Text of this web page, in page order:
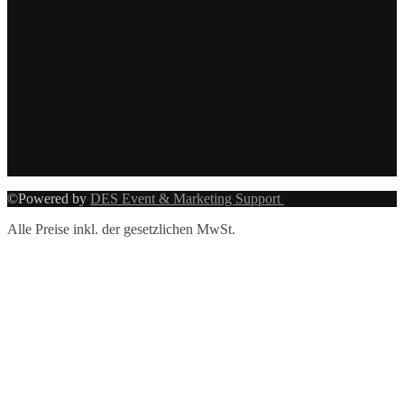
©Powered by DES Event & Marketing Support
Alle Preise inkl. der gesetzlichen MwSt.